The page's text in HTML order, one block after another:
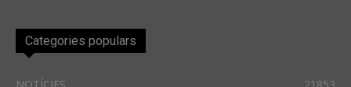
Categories populars